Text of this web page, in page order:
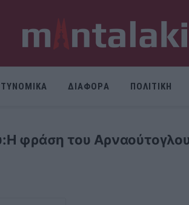
ΔΙΑΦΟΡΑ ΠΟΛΙΤΙΚΗ
φράση του